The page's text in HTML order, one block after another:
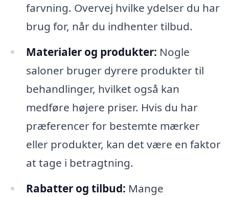
farvning. Overvej hvilke ydelser du har
brug for, når du indhenter tilbud.
Materialer og produkter: Nogle
saloner bruger dyrere produkter til
behandlinger, hvilket også kan
medføre højere priser. Hvis du har
præferencer for bestemte mærker
eller produkter, kan det være en faktor
at tage i betragtning.
Rabatter og tilbud: Mange